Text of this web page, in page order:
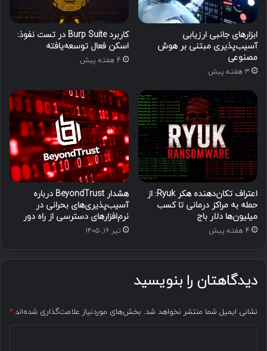
ابزارهای جانبی ارزیابی
آسیب‌پذیری مبتنی بر هوش
مصنوعی
3 هفته پیش
کاربرد Burp Suite در تست نفوذ:
اسکن فعال توسعه‌یافته
4 هفته پیش
اعتراف تکان‌دهنده هکر Ryuk: از
حمله به مراکز درمانی تا کسب
میلیون‌ها دلار باج
4 هفته پیش
هشدار BeyondTrust درباره
آسیب‌پذیری‌های بحرانی در
نرم‌افزارهای دسترسی از راه دور
تیر ۱۶, ۱۴۰۵
دیدگاهتان را بنویسید
نشانی ایمیل شما منتشر نخواهد شد. بخش‌های موردنیاز علامت‌گذاری شده‌اند*